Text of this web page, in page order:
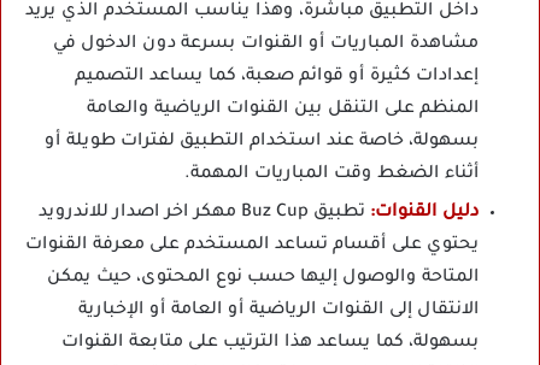
داخل التطبيق مباشرة، وهذا يناسب المستخدم الذي يريد
مشاهدة المباريات أو القنوات بسرعة دون الدخول في
إعدادات كثيرة أو قوائم صعبة، كما يساعد التصميم
المنظم على التنقل بين القنوات الرياضية والعامة
بسهولة، خاصة عند استخدام التطبيق لفترات طويلة أو
أثناء الضغط وقت المباريات المهمة.
دليل القنوات:
تطبيق Buz Cup مهكر اخر اصدار للاندرويد
يحتوي على أقسام تساعد المستخدم على معرفة القنوات
المتاحة والوصول إليها حسب نوع المحتوى، حيث يمكن
الانتقال إلى القنوات الرياضية أو العامة أو الإخبارية
بسهولة، كما يساعد هذا الترتيب على متابعة القنوات